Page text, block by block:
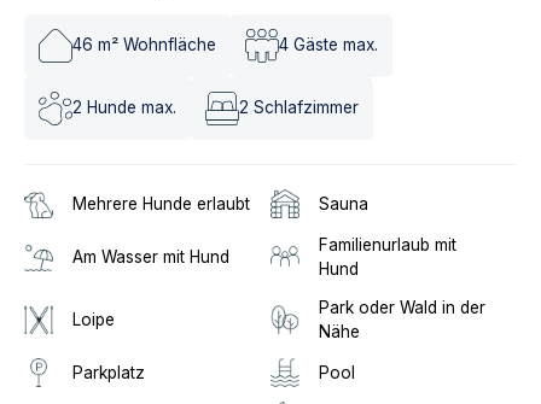
46 m² Wohnfläche 4 Gäste max.
2 Hunde max. 2 Schlafzimmer
Mehrere Hunde erlaubt Sauna
Am Wasser mit Hund
Familienurlaub mit
Hund
Loipe
Park oder Wald in der
Nähe
Parkplatz Pool